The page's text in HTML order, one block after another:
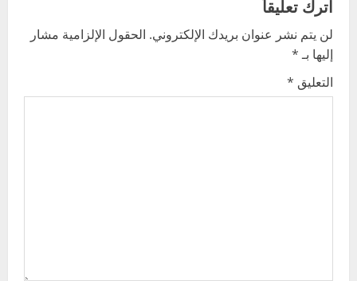
v
i
g
اترك تعليقاً
لن يتم نشر عنوان بريدك الإلكتروني. الحقول الإلزامية مشار
إليها بـ*
التعليق *